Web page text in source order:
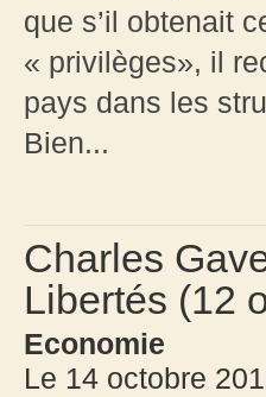
que s’il obtenait
« privilèges», il
pays dans les
Bien...
Charles
Libertés (12
Economie
Le 14 octobre